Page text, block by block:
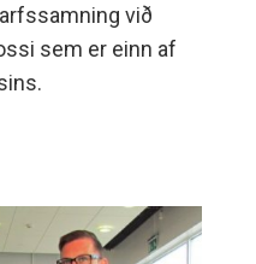
við
sem er einn af